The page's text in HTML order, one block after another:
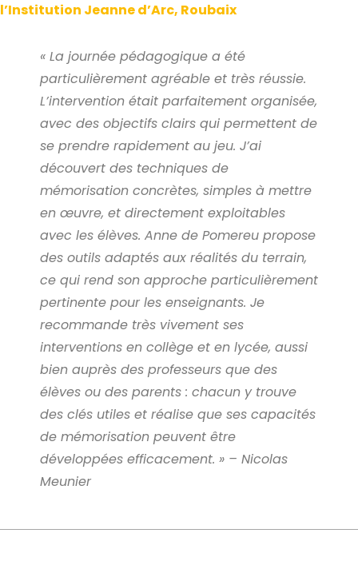
l’Institution Jeanne d’Arc, Roubaix
« La journée pédagogique a été
particulièrement agréable et très réussie.
L’intervention était parfaitement organisée,
avec des objectifs clairs qui permettent de
se prendre rapidement au jeu. J’ai
découvert des techniques de
mémorisation concrètes, simples à mettre
en œuvre, et directement exploitables
avec les élèves. Anne de Pomereu propose
des outils adaptés aux réalités du terrain,
ce qui rend son approche particulièrement
pertinente pour les enseignants. Je
recommande très vivement ses
interventions en collège et en lycée, aussi
bien auprès des professeurs que des
élèves ou des parents : chacun y trouve
des clés utiles et réalise que ses capacités
de mémorisation peuvent être
développées efficacement. » – Nicolas
Meunier